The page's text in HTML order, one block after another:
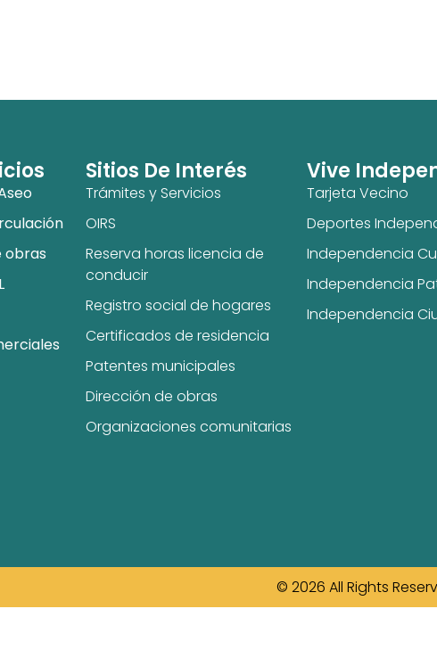
obras
Sitios De Interés
Trámites y Servicios
OIRS
Reserva horas licencia de
conducir
Registro social de hogares
Certificados de residencia
Patentes municipales
Dirección de obras
Organizaciones comunitarias
Vive
Tarjeta Vecino
Deportes
Independencia
Independencia
Independencia
© 2026 All Rights